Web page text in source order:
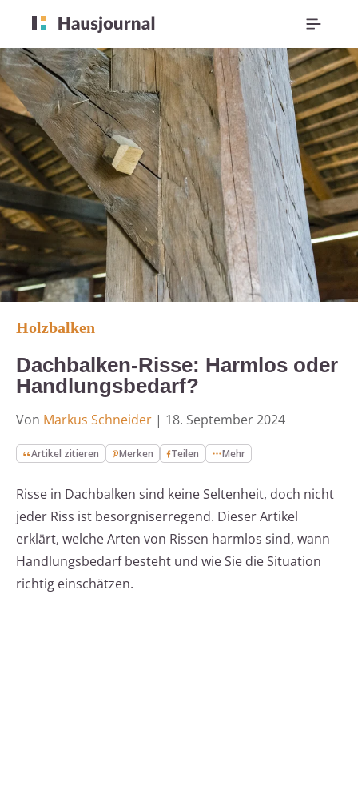
Holzbalken
Dachbalken-Risse: Harmlos oder
Handlungsbedarf?
Von Markus Schneider | 18. September 2024
Artikel zitieren Merken Teilen Mehr
Risse in Dachbalken sind keine Seltenheit, doch nicht
jeder Riss ist besorgniserregend. Dieser Artikel
erklärt, welche Arten von Rissen harmlos sind, wann
Handlungsbedarf besteht und wie Sie die Situation
richtig einschätzen.